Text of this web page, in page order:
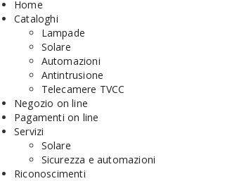
Home
Cataloghi
Lampade
Solare
Automazioni
Antintrusione
Telecamere TVCC
Negozio on line
Pagamenti on line
Servizi
Solare
Sicurezza e automazioni
Riconoscimenti